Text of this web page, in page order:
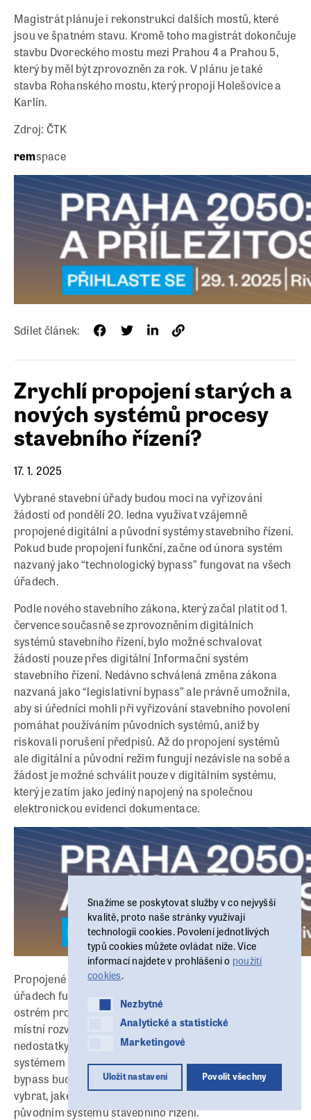
Magistrát plánuje i rekonstrukci dalších mostů, které
jsou ve špatném stavu. Kromě toho magistrát dokončuje
stavbu Dvoreckého mostu mezi Prahou 4 a Prahou 5,
který by měl být zprovozněn za rok. V plánu je také
stavba Rohanského mostu, který propojí Holešovice a
Karlín.
Zdroj: ČTK
remspace
Sdílet článek:
Zrychlí propojení starých a
nových systémů procesy
stavebního řízení?
17. 1. 2025
Vybrané stavební úřady budou moci na vyřizování
žádostí od pondělí 20. ledna využívat vzájemně
propojené digitální a původní systémy stavebního řízení.
Pokud bude propojení funkční, začne od února systém
nazvaný jako “technologický bypass” fungovat na všech
úřadech.
Podle nového stavebního zákona, který začal platit od 1.
července současně se zprovozněním digitálních
systémů stavebního řízení, bylo možné schvalovat
žádosti pouze přes digitální Informační systém
stavebního řízení. Nedávno schválená změna zákona
nazvaná jako “legislativní bypass” ale právně umožnila,
aby si úředníci mohli při vyřizování stavebního povolení
pomáhat používáním původních systémů, aniž by
riskovali porušení předpisů. Až do propojení systémů
ale digitální a původní režim fungují nezávisle na sobě a
žádost je možné schválit pouze v digitálním systému,
který je zatím jako jediný napojený na společnou
elektronickou evidenci dokumentace.
Propojené systémy budou od pondělí na některých
úřadech fungovat v pilotním režimu, ale zároveň již v
ostrém provozu. Cílem je podle mluvčí ministerstva pro
místní rozvoj (MMR) Karolíny Nové zjistit možné
nedostatky a zpětnou vazbu od úředníků, kteří se
systémem budou pracovat. Napojení na technologický
bypass bude dobrovolné a úředníci si budou moci sami
vybrat, jaké úkony budou chtít dělat v novém nebo
původním systému stavebního řízení.
Snažíme se poskytovat služby v co nejvyšší
kvalitě, proto naše stránky využívají
technologii cookies. Povolení jednotlivých
typů cookies můžete ovládat níže. Více
informací najdete v prohlášení o použití
cookies.
NezbytnéNezbytné
Analytické a statistické
Analytické a statistické
Marketingové
Marketingové
Uložit nastavení Povolit všechny